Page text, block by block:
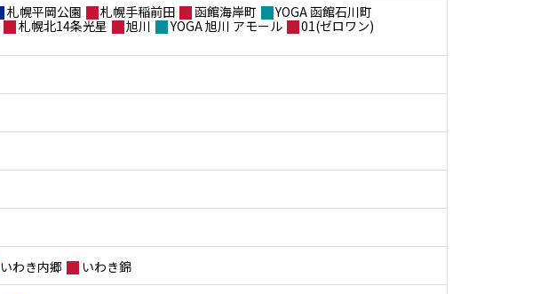
札幌平岡公園 札幌手稲前田 函館海岸町
YOGA 函館石川町
札幌北14条光星 旭川 YOGA 旭川 アモール
01(ゼロワン)
いわき内郷 いわき錦